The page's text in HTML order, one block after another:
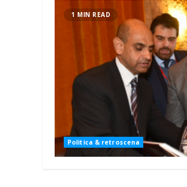
1 MIN READ
Politica & retroscena